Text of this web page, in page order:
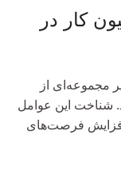
کار در
تأثیر مجموعه‌ای از
شناخت این عوامل
افزایش فرصت‌های